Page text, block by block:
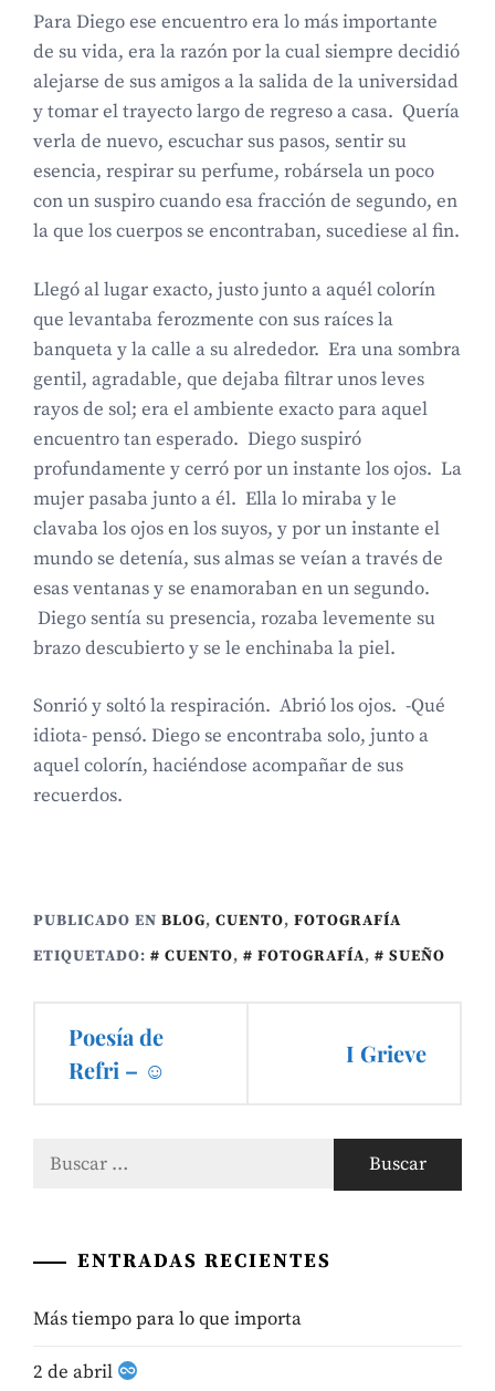
Para Diego ese encuentro era lo más importante
de su vida, era la razón por la cual siempre decidió
alejarse de sus amigos a la salida de la universidad
y tomar el trayecto largo de regreso a casa. Quería
verla de nuevo, escuchar sus pasos, sentir su
esencia, respirar su perfume, robársela un poco
con un suspiro cuando esa fracción de segundo, en
la que los cuerpos se encontraban, sucediese al fin.
Llegó al lugar exacto, justo junto a aquél colorín
que levantaba ferozmente con sus raíces la
banqueta y la calle a su alrededor. Era una sombra
gentil, agradable, que dejaba filtrar unos leves
rayos de sol; era el ambiente exacto para aquel
encuentro tan esperado. Diego suspiró
profundamente y cerró por un instante los ojos. La
mujer pasaba junto a él. Ella lo miraba y le
clavaba los ojos en los suyos, y por un instante el
mundo se detenía, sus almas se veían a través de
esas ventanas y se enamoraban en un segundo.
Diego sentía su presencia, rozaba levemente su
brazo descubierto y se le enchinaba la piel.
Sonrió y soltó la respiración. Abrió los ojos. -Qué
idiota- pensó. Diego se encontraba solo, junto a
aquel colorín, haciéndose acompañar de sus
recuerdos.
PUBLICADO EN BLOG, CUENTO, FOTOGRAFÍA
ETIQUETADO:
CUENTO, FOTOGRAFÍA, SUEÑO
Navegación
Poesía de
Refri – ☺
I Grieve
Buscar:
ENTRADAS RECIENTES
Más tiempo para lo que importa
2 de abril